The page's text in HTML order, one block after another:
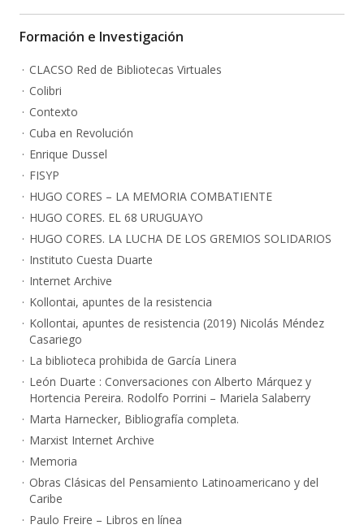
Formación e Investigación
CLACSO Red de Bibliotecas Virtuales
Colibri
Contexto
Cuba en Revolución
Enrique Dussel
FISYP
HUGO CORES – LA MEMORIA COMBATIENTE
HUGO CORES. EL 68 URUGUAYO
HUGO CORES. LA LUCHA DE LOS GREMIOS SOLIDARIOS
Instituto Cuesta Duarte
Internet Archive
Kollontai, apuntes de la resistencia
Kollontai, apuntes de resistencia (2019) Nicolás Méndez
Casariego
La biblioteca prohibida de García Linera
León Duarte : Conversaciones con Alberto Márquez y
Hortencia Pereira. Rodolfo Porrini – Mariela Salaberry
Marta Harnecker, Bibliografía completa.
Marxist Internet Archive
Memoria
Obras Clásicas del Pensamiento Latinoamericano y del
Caribe
Paulo Freire – Libros en línea